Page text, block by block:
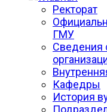
Ректорат
ГМУ
Сведения
Кафедры
История